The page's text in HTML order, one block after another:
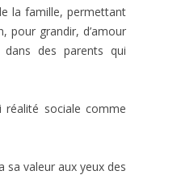
Guides et
la famille, permettant
pour grandir, d’amour
des parents qui
réalité sociale comme
valeur aux yeux des